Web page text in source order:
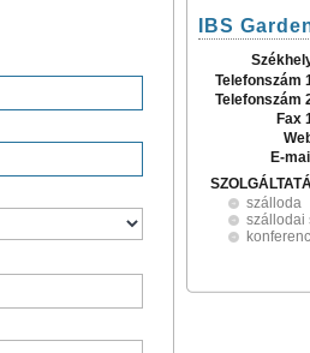
IBS
Telefonszám
Telefonszám
Fax
E-
szálloda
szállodai